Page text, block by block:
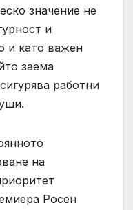
значение не
и
и като важен
заема
работни
Росен